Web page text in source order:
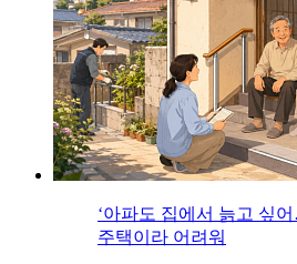
‘아파도 집에서 늙고 싶
주택이라 어려워